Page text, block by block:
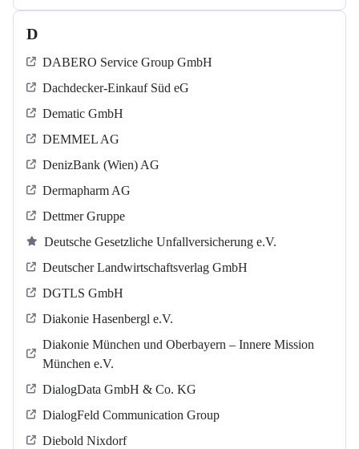
D
DABERO Service Group GmbH
Dachdecker-Einkauf Süd eG
Dematic GmbH
DEMMEL AG
DenizBank (Wien) AG
Dermapharm AG
Dettmer Gruppe
Deutsche Gesetzliche Unfallversicherung e.V.
Deutscher Landwirtschaftsverlag GmbH
DGTLS GmbH
Diakonie Hasenbergl e.V.
Diakonie München und Oberbayern – Innere Mission
München e.V.
DialogData GmbH & Co. KG
DialogFeld Communication Group
Diebold Nixdorf